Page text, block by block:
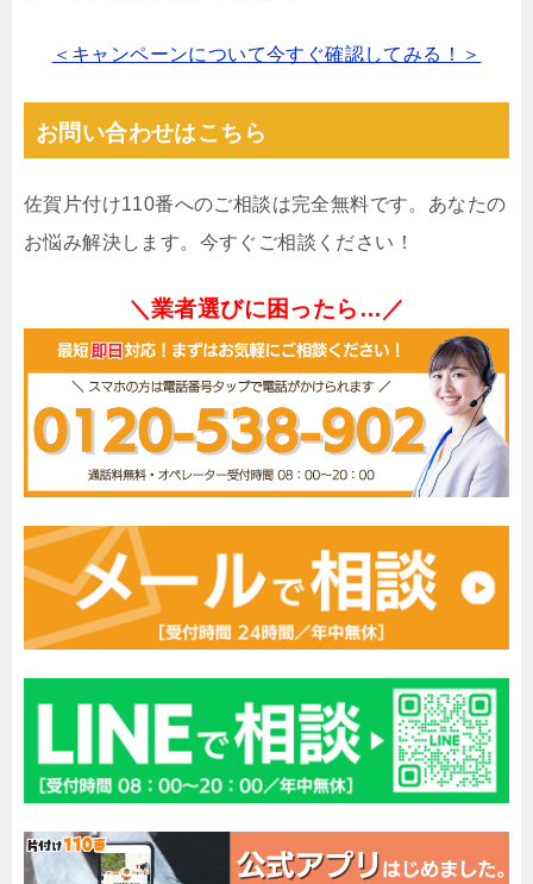
＜キャンペーンについて今すぐ確認してみる！＞
お問い合わせはこちら
佐賀片付け110番へのご相談は完全無料です。あなたの
お悩み解決します。今すぐご相談ください！
＼業者選びに困ったら…／